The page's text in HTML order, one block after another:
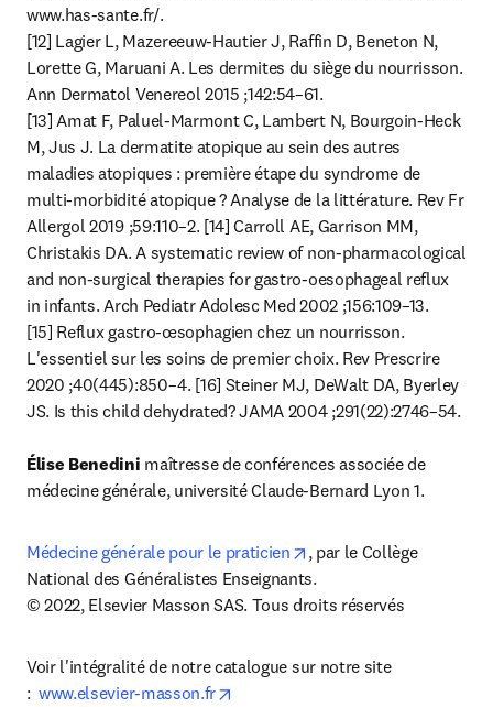
www.has-sante.fr/.
[12] Lagier L, Mazereeuw-Hautier J, Raffin D, Beneton N,
Lorette G, Maruani A. Les dermites du siège du nourrisson.
Ann Dermatol Venereol 2015 ;142:54–61.
[13] Amat F, Paluel-Marmont C, Lambert N, Bourgoin-Heck
M, Jus J. La dermatite atopique au sein des autres
maladies atopiques : première étape du syndrome de
multi-morbidité atopique ? Analyse de la littérature. Rev Fr
Allergol 2019 ;59:110–2. [14] Carroll AE, Garrison MM,
Christakis DA. A systematic review of non-pharmacological
and non-surgical therapies for gastro-oesophageal reflux
in infants. Arch Pediatr Adolesc Med 2002 ;156:109–13.
[15] Reflux gastro-œsophagien chez un nourrisson.
L'essentiel sur les soins de premier choix. Rev Prescrire
2020 ;40(445):850–4. [16] Steiner MJ, DeWalt DA, Byerley
JS. Is this child dehydrated? JAMA 2004 ;291(22):2746–54.
Élise Benedini maîtresse de conférences associée de
médecine générale, université Claude-Bernard Lyon 1.
Médecine générale pour le praticien opens in new tab/
, par le Collège
National des Généralistes Enseignants.
© 2022, Elsevier Masson SAS. Tous droits réservés
Voir l'intégralité de notre catalogue sur notre site
: www.elsevier-masson.fr